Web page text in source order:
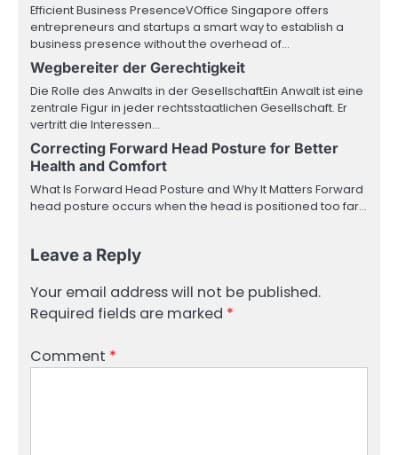
Efficient Business PresenceVOffice Singapore offers
entrepreneurs and startups a smart way to establish a
business presence without the overhead of…
Wegbereiter der Gerechtigkeit
Die Rolle des Anwalts in der GesellschaftEin Anwalt ist eine
zentrale Figur in jeder rechtsstaatlichen Gesellschaft. Er
vertritt die Interessen…
Correcting Forward Head Posture for Better
Health and Comfort
What Is Forward Head Posture and Why It Matters Forward
head posture occurs when the head is positioned too far…
Leave a Reply
Your email address will not be published.
Required fields are marked *
Comment *